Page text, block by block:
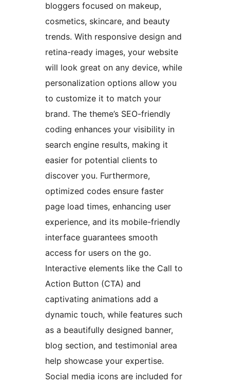
bloggers focused on makeup,
cosmetics, skincare, and beauty
trends. With responsive design and
retina-ready images, your website
will look great on any device, while
personalization options allow you
to customize it to match your
brand. The theme’s SEO-friendly
coding enhances your visibility in
search engine results, making it
easier for potential clients to
discover you. Furthermore,
optimized codes ensure faster
page load times, enhancing user
experience, and its mobile-friendly
interface guarantees smooth
access for users on the go.
Interactive elements like the Call to
Action Button (CTA) and
captivating animations add a
dynamic touch, while features such
as a beautifully designed banner,
blog section, and testimonial area
help showcase your expertise.
Social media icons are included for